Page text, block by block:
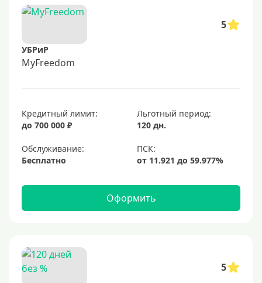
5
УБРиР
MyFreedom
Кредитный лимит:
до 700 000 ₽
Льготный период:
120 дн.
Обслуживание:
Бесплатно
Оформить
5